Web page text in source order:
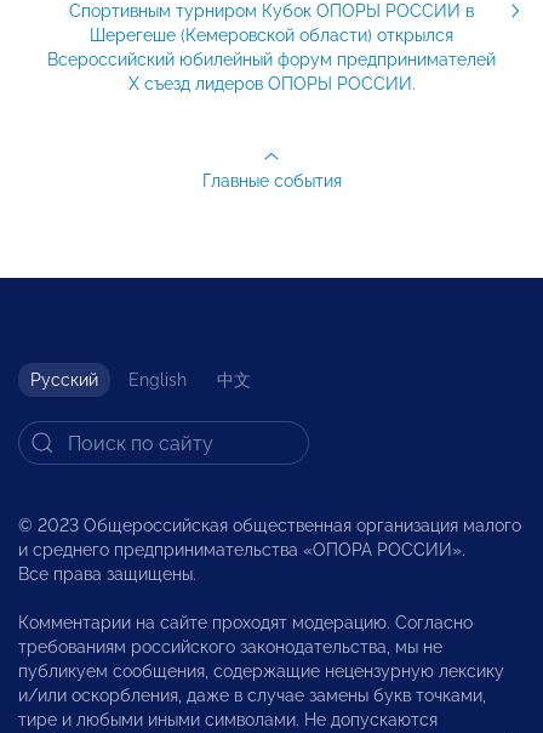
Спортивным турниром Кубок ОПОРЫ РОССИИ в
Шерегеше (Кемеровской области) открылся
Всероссийский юбилейный форум предпринимателей
X съезд лидеров ОПОРЫ РОССИИ.
Главные события
Русский English 中文
© 2023 Общероссийская общественная организация малого
и среднего предпринимательства «ОПОРА РОССИИ».
Все права защищены.
Комментарии на сайте проходят модерацию. Согласно
требованиям российского законодательства, мы не
публикуем сообщения, содержащие нецензурную лексику
и/или оскорбления, даже в случае замены букв точками,
тире и любыми иными символами. Не допускаются